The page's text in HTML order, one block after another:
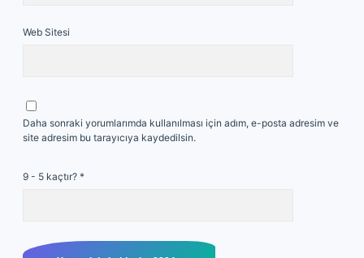
Web Sitesi
Daha sonraki yorumlarımda kullanılması için adım, e-posta adresim ve
site adresim bu tarayıcıya kaydedilsin.
9 - 5 kaçtır? *